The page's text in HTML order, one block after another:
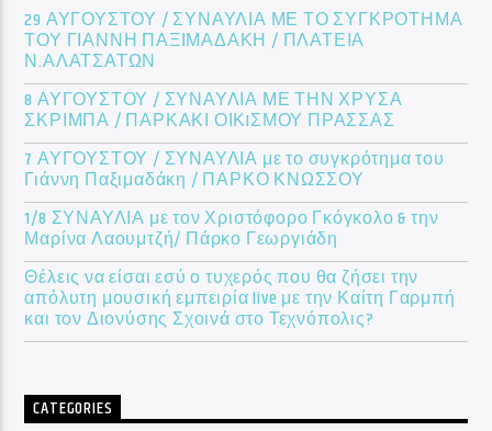
29 ΑΥΓΟΥΣΤΟΥ / ΣΥΝΑΥΛΙΑ ΜΕ ΤΟ ΣΥΓΚΡΟΤΗΜΑ
ΤΟΥ ΓΙΑΝΝΗ ΠΑΞΙΜΑΔΑΚΗ / ΠΛΑΤΕΙΑ
Ν.ΑΛΑΤΣΑΤΩΝ
8 ΑΥΓΟΥΣΤΟΥ / ΣΥΝΑΥΛΙΑ ΜΕ ΤΗΝ ΧΡΥΣΑ
ΣΚΡΙΜΠΑ / ΠΑΡΚΑΚΙ ΟΙΚIΣΜΟΥ ΠΡΑΣΣΑΣ
7 ΑΥΓΟΥΣΤΟΥ / ΣΥΝΑΥΛΙΑ με το συγκρότημα του
Γιάννη Παξιμαδάκη / ΠΑΡΚΟ ΚΝΩΣΣΟΥ
1/8 ΣΥΝΑΥΛΙΑ με τον Χριστόφορο Γκόγκολο & την
Μαρίνα Λαουμτζή/ Πάρκο Γεωργιάδη
Θέλεις να είσαι εσύ ο τυχερός που θα ζήσει την
απόλυτη μουσική εμπειρία live με την Καίτη Γαρμπή
και τον Διονύσης Σχοινά στο Τεχνόπολις?
CATEGORIES